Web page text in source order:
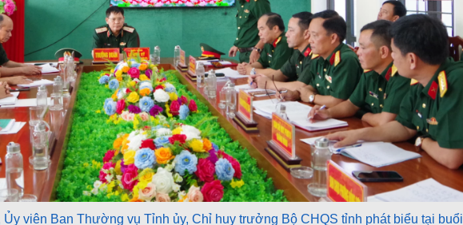
viên Ban Thường vụ Tỉnh ủy, Chỉ huy trưởng Bộ CHQS tỉnh phát biểu tại buổi